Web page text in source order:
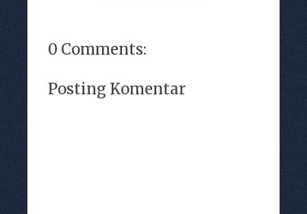
0 Comments:
Posting Komentar